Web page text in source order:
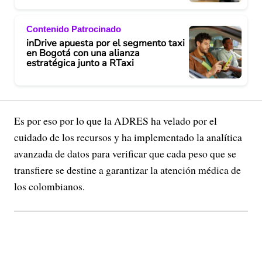
Contenido Patrocinado
inDrive apuesta por el segmento taxi
en Bogotá con una alianza
estratégica junto a RTaxi
Es por eso por lo que la ADRES ha velado por el
cuidado de los recursos y ha implementado la analítica
avanzada de datos para verificar que cada peso que se
transfiere se destine a garantizar la atención médica de
los colombianos.